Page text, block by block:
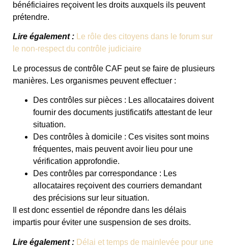
bénéficiaires reçoivent les droits auxquels ils peuvent
prétendre.
Lire également :
Le rôle des citoyens dans le forum sur
le non-respect du contrôle judiciaire
Le processus de contrôle CAF peut se faire de plusieurs
manières. Les organismes peuvent effectuer :
Des contrôles sur pièces : Les allocataires doivent
fournir des documents justificatifs attestant de leur
situation.
Des contrôles à domicile : Ces visites sont moins
fréquentes, mais peuvent avoir lieu pour une
vérification approfondie.
Des contrôles par correspondance : Les
allocataires reçoivent des courriers demandant
des précisions sur leur situation.
Il est donc essentiel de répondre dans les délais
impartis pour éviter une suspension de ses droits.
Lire également : Délai et temps de mainlevée pour une